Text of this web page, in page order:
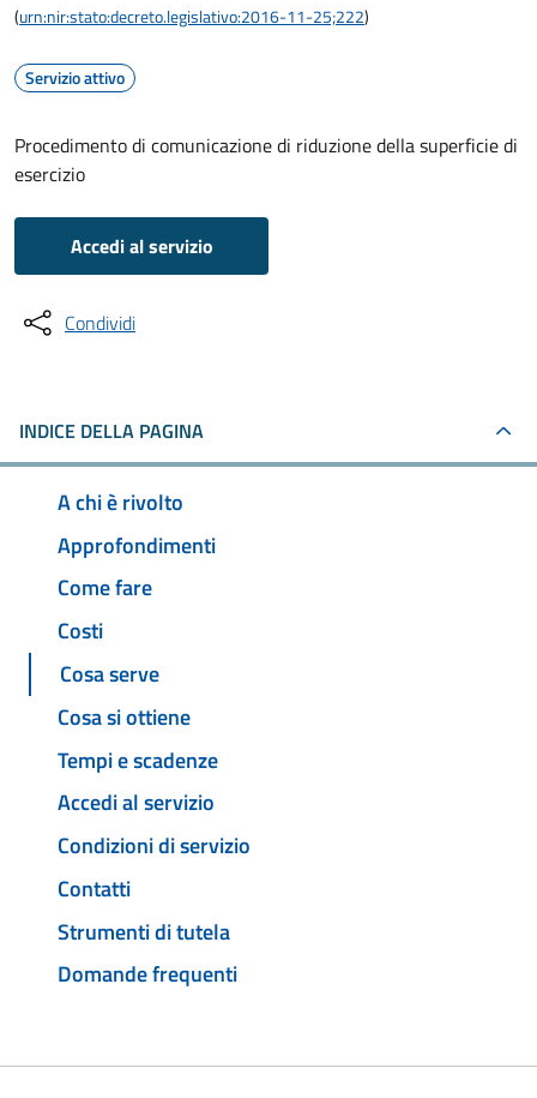
(urn:nir:stato:decreto.legislativo:2016-11-25;222)
Servizio attivo
Procedimento di comunicazione di riduzione della superficie di
esercizio
Accedi al servizio
Condividi
INDICE DELLA PAGINA
A chi è rivolto
Approfondimenti
Come fare
Costi
Cosa serve
Cosa si ottiene
Tempi e scadenze
Accedi al servizio
Condizioni di servizio
Contatti
Strumenti di tutela
Domande frequenti